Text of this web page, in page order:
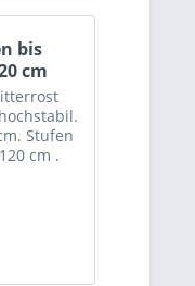
bis
cm
Stufen
cm .